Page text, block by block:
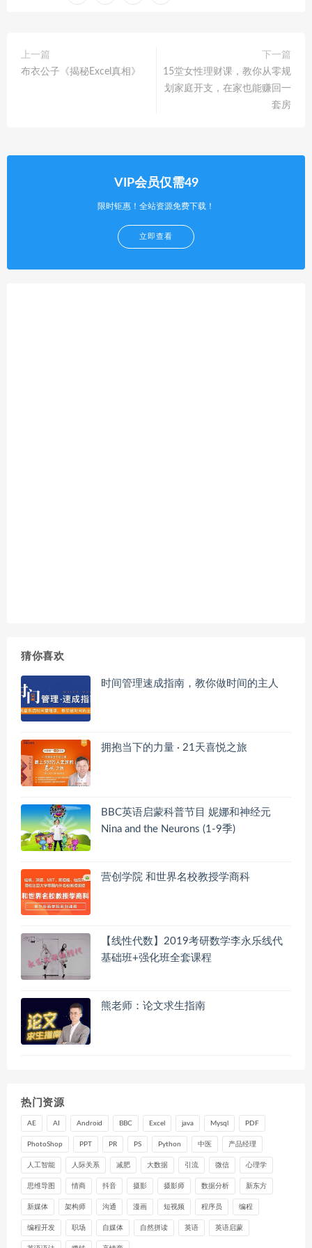
上一篇
布衣公子《揭秘Excel真相》
下一篇
15堂女性理财课，教你从零规
划家庭开支，在家也能赚回一
套房
VIP会员仅需49
限时钜惠！全站资源免费下载！
立即查看
猜你喜欢
时间管理速成指南，教你做时间的主人
拥抱当下的力量 · 21天喜悦之旅
BBC英语启蒙科普节目 妮娜和神经元
Nina and the Neurons (1-9季)
营创学院 和世界名校教授学商科
【线性代数】2019考研数学李永乐线代
基础班+强化班全套课程
熊老师：论文求生指南
热门资源
AE AI Android BBC Excel java Mysql PDF
PhotoShop PPT PR PS Python 中医 产品经理
人工智能 人际关系 减肥 大数据 引流 微信 心理学
思维导图 情商 抖音 摄影 摄影师 数据分析 新东方
新媒体 架构师 沟通 漫画 短视频 程序员 编程
编程开发 职场 自媒体 自然拼读 英语 英语启蒙